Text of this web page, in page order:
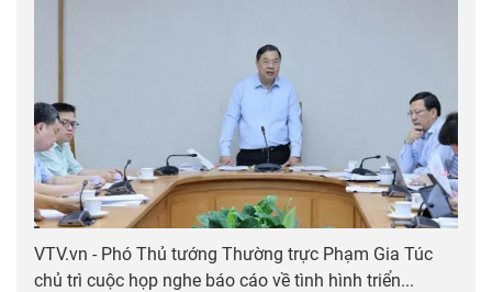
VTV.vn - Phó Thủ tướng Thường trực Phạm Gia Túc
chủ trì cuộc họp nghe báo cáo về tình hình triển...